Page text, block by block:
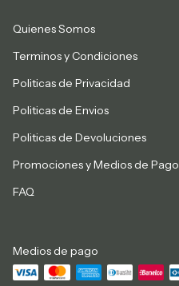
Quienes Somos
Terminos y Condiciones
Politicas de Privacidad
Politicas de Envios
Politicas de Devoluciones
Promociones y Medios de Pago
FAQ
Medios de pago